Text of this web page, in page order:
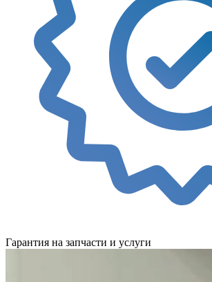
Гарантия на запчасти и услуги